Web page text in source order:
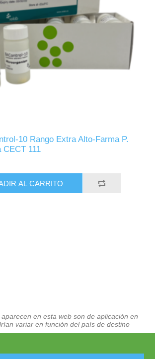
10 Rango Extra Alto-Farma P.
CECT 111
AL CARRITO
en esta web son de aplicación en
variar en función del país de destino